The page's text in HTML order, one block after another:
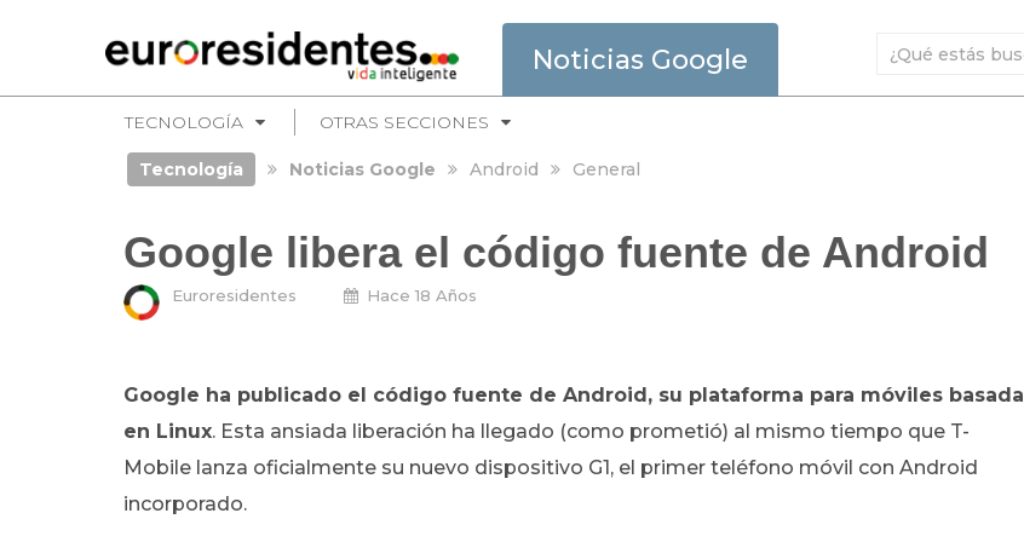
Noticias Google
TECNOLOGÍA OTRAS SECCIONES
Tecnología Noticias Google Android General
Google libera el código fuente de Android
Euroresidentes Hace 18 Años
Google ha publicado el código fuente de Android, su plataforma para móviles basada
en Linux. Esta ansiada liberación ha llegado (como prometió) al mismo tiempo que T-
Mobile lanza oficialmente su nuevo dispositivo G1, el primer teléfono móvil con Android
incorporado.